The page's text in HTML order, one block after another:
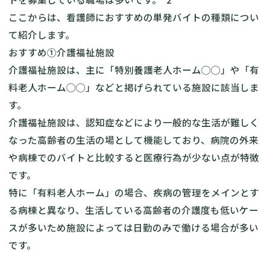
ここからは、看護師におすすめの単発バイトの種類につい
て紹介します。
おすすめ①介護福祉施設
介護福祉施設は、主に「特別養護老人ホーム◯◯」や「有
料老人ホーム◯◯」などと掲げられている施設に該当しま
す。
介護福祉施設は、認知症などにより一般的な生活が難しく
なった高齢者の生活の場として機能しており、病院の外来
や病棟でのバイトと比較すると医療行為が少ない点が特徴
です。
特に「有料老人ホーム」の場合、疾病の管理をメインとす
る病棟と異なり、生活している高齢者の介護度も低いケー
スが多いため施設によっては日勤のみで働ける場合が多い
です。